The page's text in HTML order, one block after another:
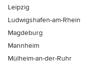
Leipzig
Ludwigshafen-am-Rhein
Magdeburg
Mannheim
Mülheim-an-der-Ruhr